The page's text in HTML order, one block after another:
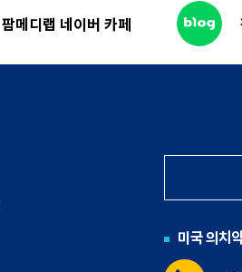
팜메디랩 네이버 카페
미국 의치